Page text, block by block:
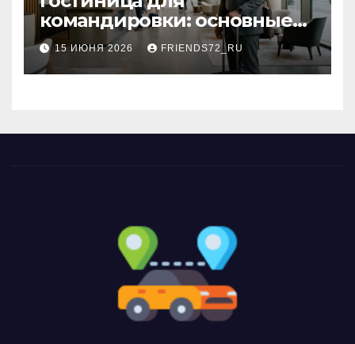
командировки: основные
критерии выбора
15 ИЮНЯ 2026 FRIENDS72_RU